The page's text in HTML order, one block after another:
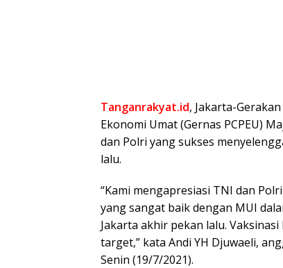
Tanganrakyat.id, Jakarta-
Ekonomi Umat (Gernas PCPEU)
dan Polri yang sukses
lalu.
“Kami mengapresiasi TNI dan
yang sangat baik dengan MUI
Jakarta akhir pekan lalu.
target,” kata Andi YH Djuwaeli,
Senin (19/7/2021).